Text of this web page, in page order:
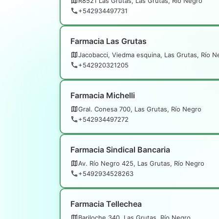
+542934497731
Farmacia Las Grutas
Jacobacci, Viedma esquina, Las Grutas, Río
+542920321205
Farmacia Michelli
Gral. Conesa 700, Las Grutas, Río Negro
+542934497272
Farmacia Sindical Bancaria
Av. Río Negro 425, Las Grutas, Río Negro
+5492934528263
Farmacia Tellechea
Bariloche 340, Las Grutas, Río Negro